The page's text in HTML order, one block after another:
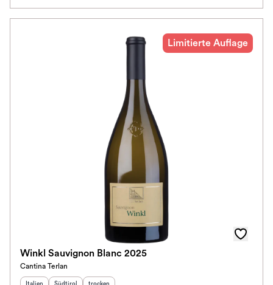
Im Rewe Handel erhältlich
Limitierte Auflage
Winkl Sauvignon Blanc 2025
Cantina Terlan
Herkunftsland:
Italien Herkunftsregion:
Südtirol Geschmack
trocken